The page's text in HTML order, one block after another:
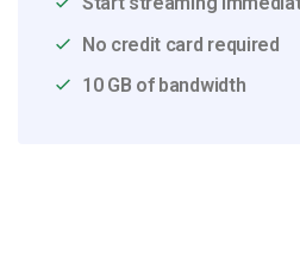
No credit card required
10 GB of bandwidth